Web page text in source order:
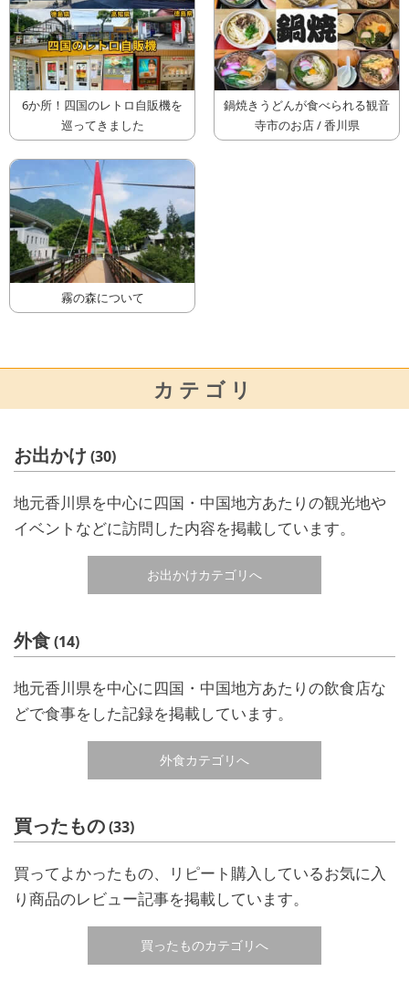
6か所！四国のレトロ自販機を
巡ってきました
鍋焼きうどんが食べられる観音
寺市のお店 / 香川県
霧の森について
カテゴリ
お出かけ (30)
地元香川県を中心に四国・中国地方あたりの観光地や
イベントなどに訪問した内容を掲載しています。
お出かけカテゴリへ
外食(14)
地元香川県を中心に四国・中国地方あたりの飲食店な
どで食事をした記録を掲載しています。
外食カテゴリへ
買ったもの(33)
買ってよかったもの、リピート購入しているお気に入
り商品のレビュー記事を掲載しています。
買ったものカテゴリへ